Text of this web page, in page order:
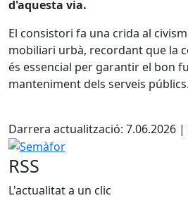
d'aquesta via.
El consistori fa una crida al
mobiliari urbà, recordant que la
és essencial per garantir el bon
manteniment dels serveis públics.
Darrera actualització: 7.06.2026 |
Semàfor
RSS
L'actualitat a un clic